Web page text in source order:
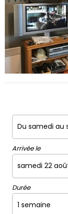
Arrivée le
Durée